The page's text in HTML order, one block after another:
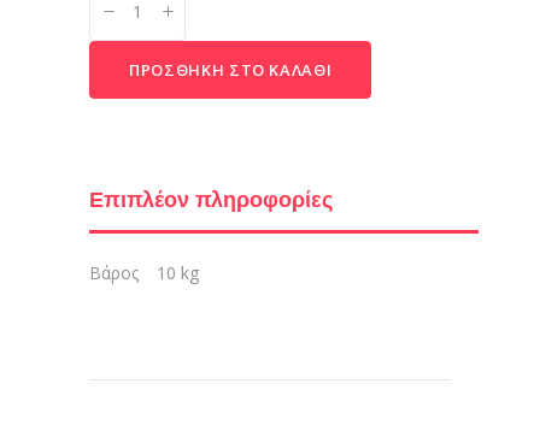
quantity
ΠΡΟΣΘΉΚΗ ΣΤΟ ΚΑΛΆΘΙ
Επιπλέον πληροφορίες
Βάρος 10 kg